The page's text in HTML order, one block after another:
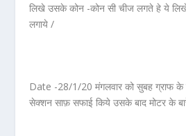
लिखे उसके कोन -कोन सी चीज लगते हे ये
लगाये /
Date -28/1/20 मंगलवार को सुबह ग्राफ
सेक्शन साफ़ सफाई किये उसके बाद मोटर के